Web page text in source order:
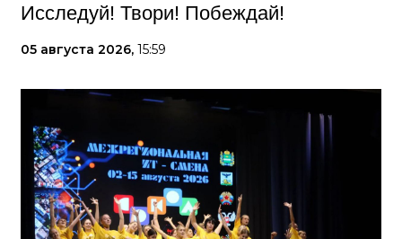
Исследуй! Твори! Побеждай!
05 августа 2026, 15:59